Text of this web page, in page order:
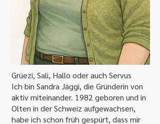
Grüezi, Sali, Hallo oder auch Servus
Ich bin Sandra Jäggi, die Gründerin von
aktiv miteinander. 1982 geboren und in
Olten in der Schweiz aufgewachsen,
habe ich schon früh gespürt, dass mir